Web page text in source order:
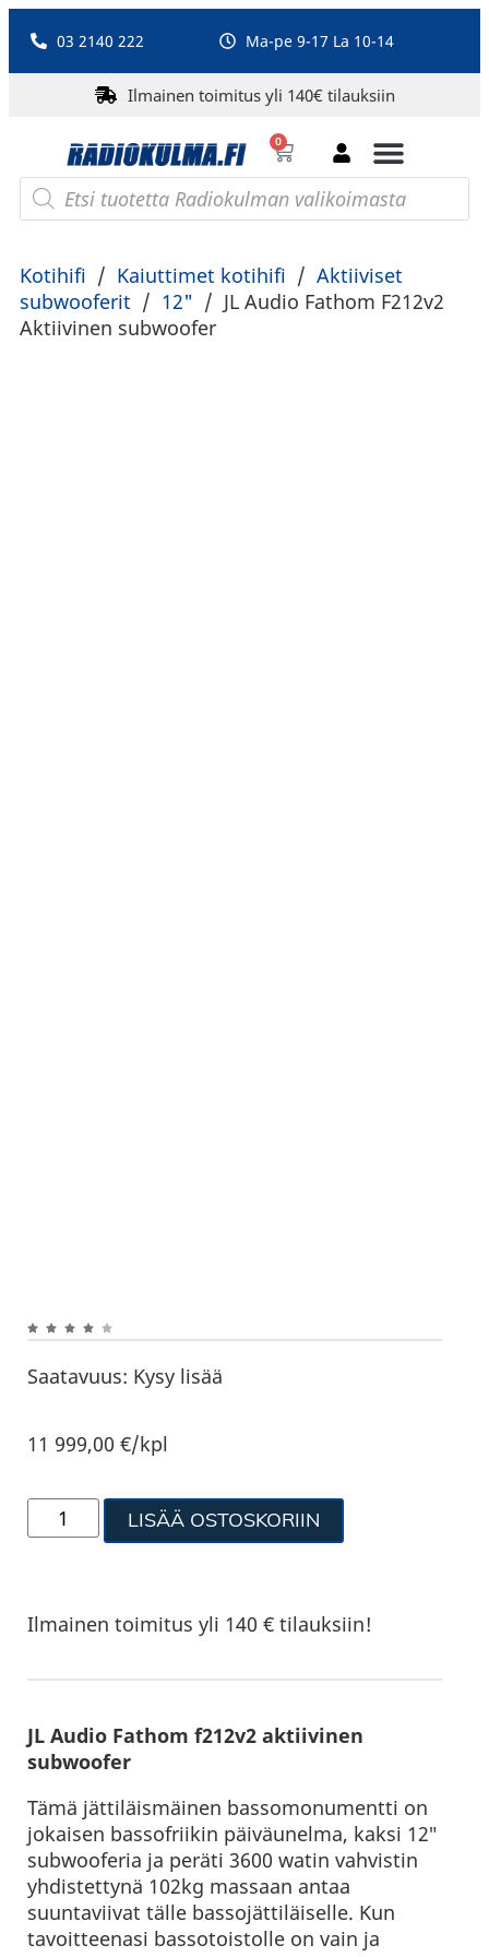
03 2140 222 Ma-pe 9-17 La 10-14
Ilmainen toimitus yli 140€ tilauksiin
0
Kotihifi / Kaiuttimet kotihifi / Aktiiviset
subwooferit / 12" / JL Audio Fathom F212v2
Aktiivinen subwoofer
Saatavuus: Kysy lisää
11 999,00€/kpl
LISÄÄ OSTOSKORIIN
Ilmainen toimitus yli 140 € tilauksiin!
JL Audio Fathom f212v2 aktiivinen
subwoofer
Tämä jättiläismäinen bassomonumentti on
jokaisen bassofriikin päiväunelma, kaksi 12″
subwooferia ja peräti 3600 watin vahvistin
yhdistettynä 102kg massaan antaa
suuntaviivat tälle bassojättiläiselle. Kun
tavoitteenasi bassotoistolle on vain ja